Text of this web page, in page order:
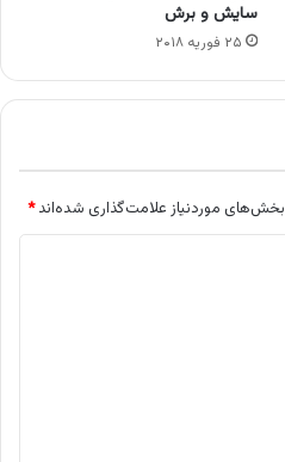
سایش و برش
۲۵ فوریه ۲۰۱۸
بخش‌های موردنیاز علامت‌گذاری شده‌اند*